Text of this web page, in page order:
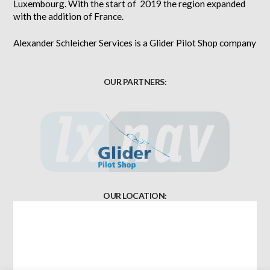
Luxembourg. With the start of 2019 the region expanded
with the addition of France.
Alexander Schleicher Services is a Glider Pilot Shop company
OUR PARTNERS:
OUR LOCATION: